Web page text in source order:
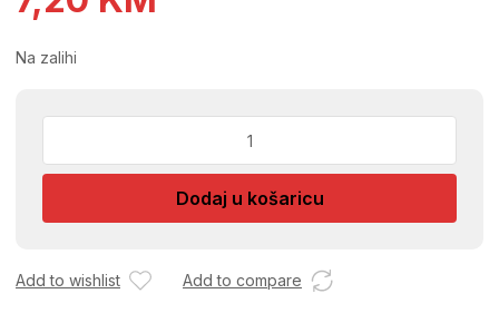
Na zalihi
DIN7982
količina
Dodaj u košaricu
Add to wishlist Add to compare